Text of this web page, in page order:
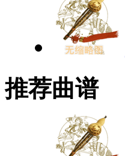
推荐曲谱